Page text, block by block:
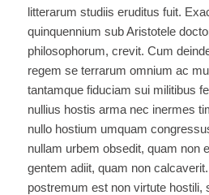
litterarum studiis eruditus fuit.
quinquennium sub Aristotele
philosophorum, crevit. Cum
regem se terrarum omnium ac
tantamque fiduciam sui militibus
nullius hostis arma nec inermes
nullo hostium umquam
nullam urbem obsedit, quam non
gentem adiit, quam non
postremum est non virtute hostili,